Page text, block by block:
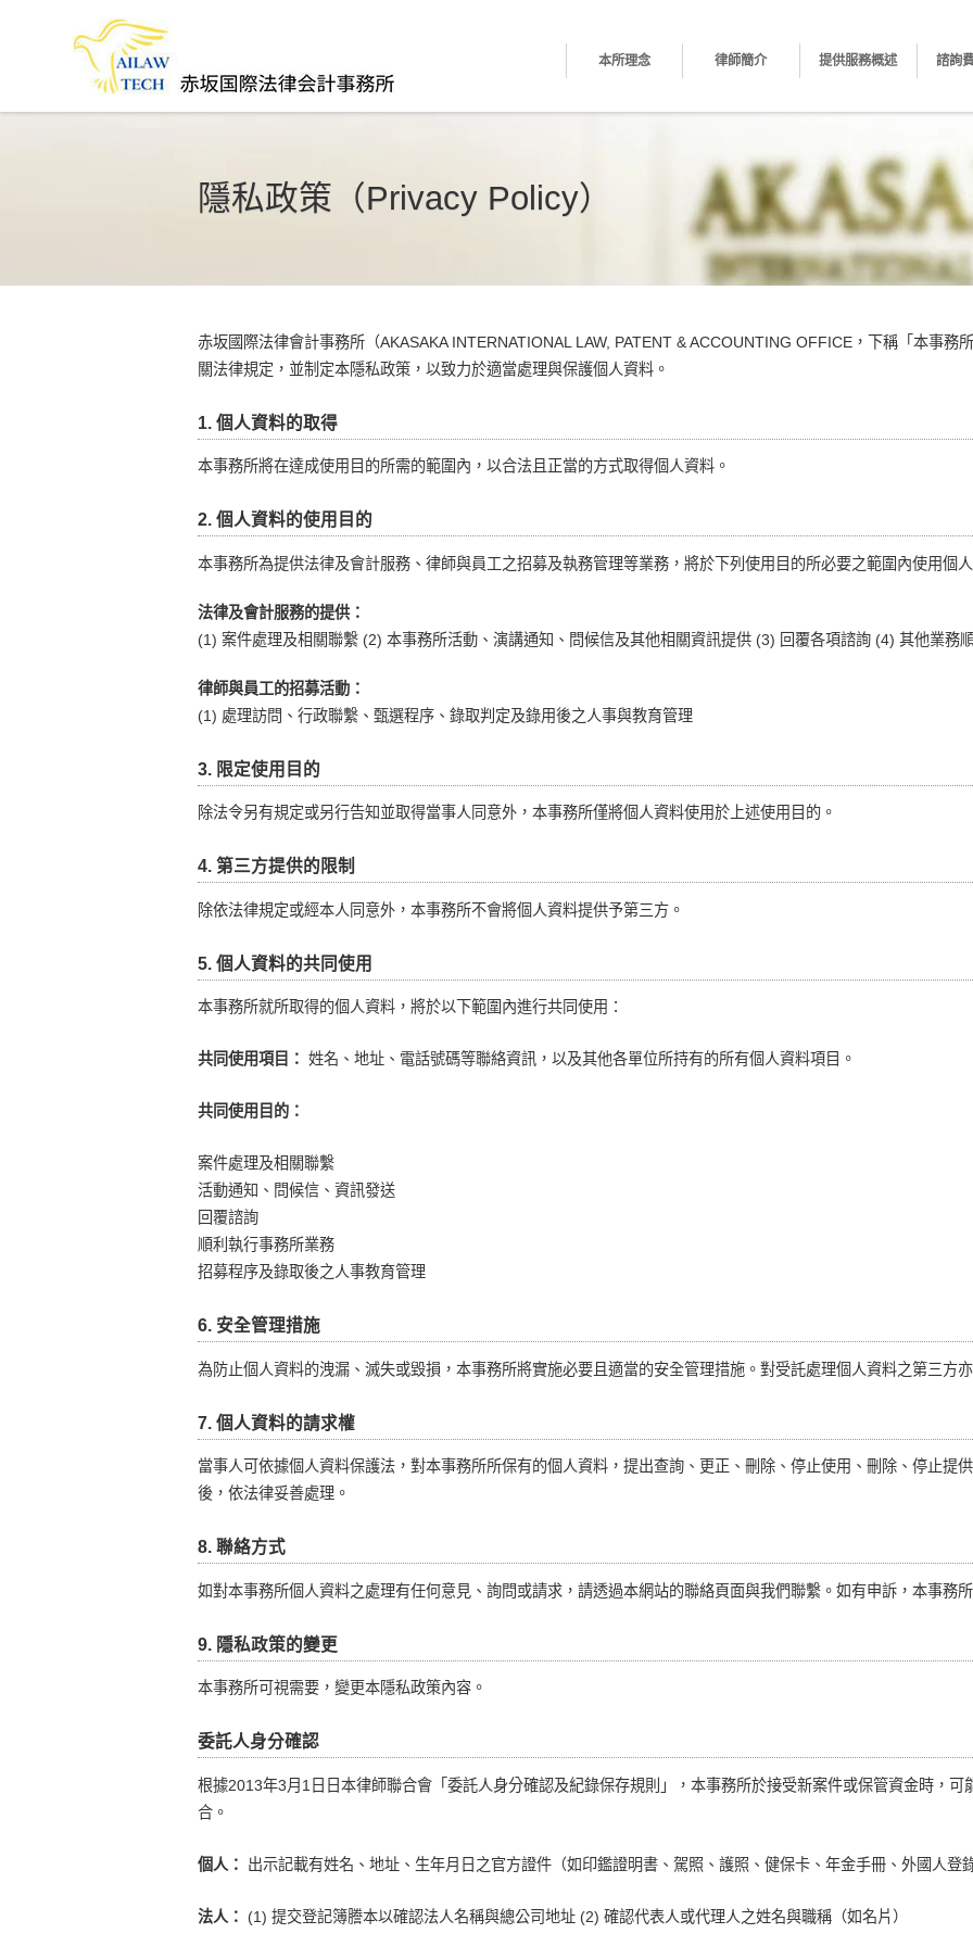
本所理念 律師簡介 提供服務概述 諮詢
隱私政策（Privacy Policy）
赤坂國際法律會計事務所（AKASAKA INTERNATIONAL LAW, PATENT & ACCOUNTING OFFICE，下稱「本事務
關法律規定，並制定本隱私政策，以致力於適當處理與保護個人資料。
1. 個人資料的取得
本事務所將在達成使用目的所需的範圍內，以合法且正當的方式取得個人資料。
2. 個人資料的使用目的
本事務所為提供法律及會計服務、律師與員工之招募及執務管理等業務，將於下列使用目的所必要之範圍內使用個人
法律及會計服務的提供：
(1) 案件處理及相關聯繫 (2) 本事務所活動、演講通知、問候信及其他相關資訊提供 (3) 回覆各項諮詢 (4) 其他業務
律師與員工的招募活動：
(1) 處理訪問、行政聯繫、甄選程序、錄取判定及錄用後之人事與教育管理
3. 限定使用目的
除法令另有規定或另行告知並取得當事人同意外，本事務所僅將個人資料使用於上述使用目的。
4. 第三方提供的限制
除依法律規定或經本人同意外，本事務所不會將個人資料提供予第三方。
5. 個人資料的共同使用
本事務所就所取得的個人資料，將於以下範圍內進行共同使用：
共同使用項目： 姓名、地址、電話號碼等聯絡資訊，以及其他各單位所持有的所有個人資料項目。
共同使用目的：
案件處理及相關聯繫
活動通知、問候信、資訊發送
回覆諮詢
順利執行事務所業務
招募程序及錄取後之人事教育管理
6. 安全管理措施
為防止個人資料的洩漏、滅失或毀損，本事務所將實施必要且適當的安全管理措施。對受託處理個人資料之第三方
7. 個人資料的請求權
當事人可依據個人資料保護法，對本事務所所保有的個人資料，提出查詢、更正、刪除、停止使用、刪除、停止提
後，依法律妥善處理。
8. 聯絡方式
如對本事務所個人資料之處理有任何意見、詢問或請求，請透過本網站的聯絡頁面與我們聯繫。如有申訴，本事務
9. 隱私政策的變更
本事務所可視需要，變更本隱私政策內容。
委託人身分確認
根據2013年3月1日日本律師聯合會「委託人身分確認及紀錄保存規則」，本事務所於接受新案件或保管資金時，
合。
個人： 出示記載有姓名、地址、生年月日之官方證件（如印鑑證明書、駕照、護照、健保卡、年金手冊、外國人登錄
法人： (1) 提交登記簿謄本以確認法人名稱與總公司地址 (2) 確認代表人或代理人之姓名與職稱（如名片）